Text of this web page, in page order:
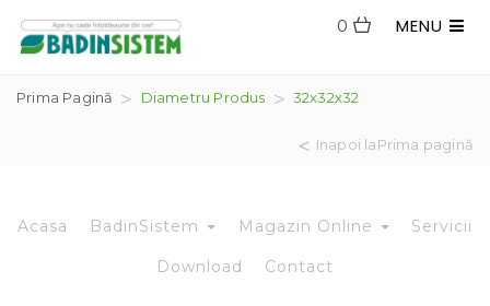
MENU
0
Prima Pagină Diametru Produs 32x32x32
Inapoi laPrima pagină
Acasa BadinSistem Magazin Online Servicii
Download Contact